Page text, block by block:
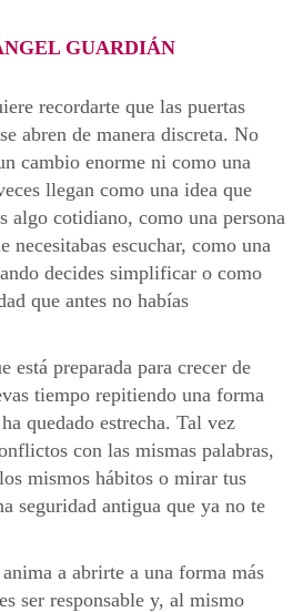
GUARDIÁN
recordarte que las puertas
abren de manera discreta. No
cambio enorme ni como una
llegan como una idea que
algo cotidiano, como una persona
necesitabas escuchar, como una
decides simplificar o como
que antes no habías
está preparada para crecer de
tiempo repitiendo una forma
quedado estrecha. Tal vez
con las mismas palabras,
mismos hábitos o mirar tus
seguridad antigua que ya no te
a abrirte a una forma más
ser responsable y, al mismo